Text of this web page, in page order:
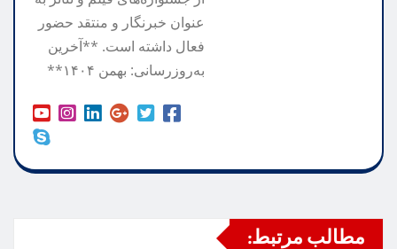
عنوان خبرنگار و منتقد حضور
فعال داشته است. **آخرین
به‌روزرسانی: بهمن ۱۴۰۴**
مطالب مرتبط: